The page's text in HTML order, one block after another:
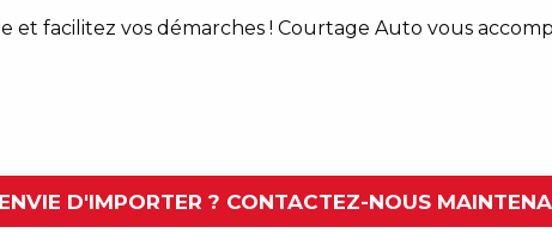
facilitez vos démarches ! Courtage Auto vous
ENVIE D'IMPORTER ? CONTACTEZ-NOUS